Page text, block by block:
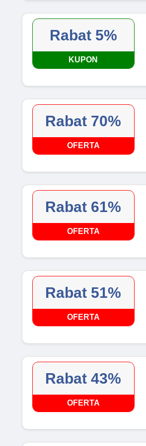
Rabat 5%
KUPON
Rabat 70%
OFERTA
Rabat 61%
OFERTA
Rabat 51%
OFERTA
Rabat 43%
OFERTA